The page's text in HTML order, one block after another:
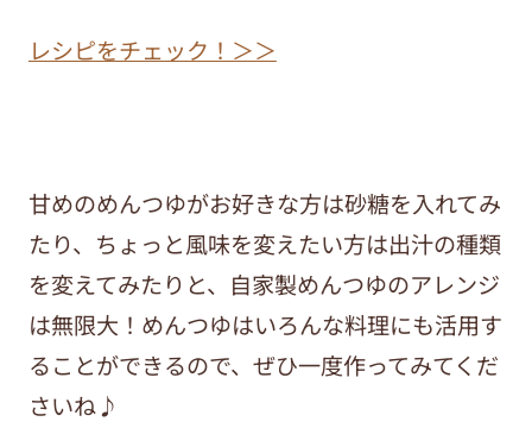
レシピをチェック！＞＞
甘めのめんつゆがお好きな方は砂糖を入れてみ
たり、ちょっと風味を変えたい方は出汁の種類
を変えてみたりと、自家製めんつゆのアレンジ
は無限大！めんつゆはいろんな料理にも活用す
ることができるので、ぜひ一度作ってみてくだ
さいね♪